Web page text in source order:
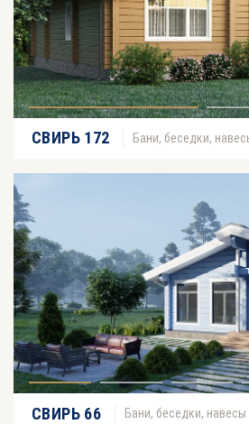
СВИРЬ 172 Бани, беседки,
СВИРЬ 66 Бани, беседки, навесы